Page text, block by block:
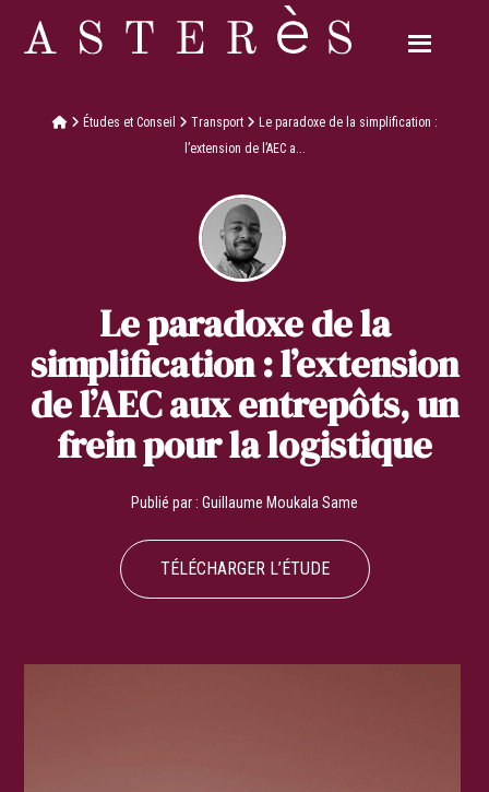
Études et Conseil Transport
Le paradoxe de la simplification :
l’extension de l’AEC a...
Le paradoxe de la
simplification : l’extension
de l’AEC aux entrepôts, un
frein pour la logistique
Publié par : Guillaume Moukala Same
TÉLÉCHARGER L’ÉTUDE